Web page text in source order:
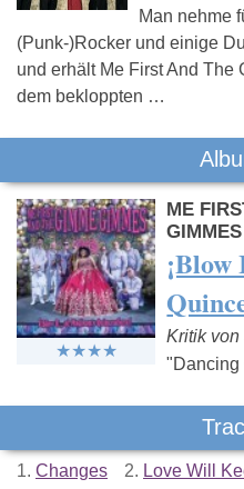
Man nehme
(Punk-)Rocker und einige
und erhält Me First And The
dem bekloppten …
ME
GIMMES
Kritik von
"Dancing
1. Changes 2. Love Will